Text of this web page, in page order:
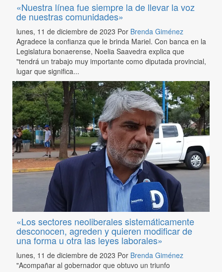
«Nuestra línea fue siempre la de llevar la voz
de nuestras comunidades»
lunes, 11 de diciembre de 2023 Por Brenda Giménez
Agradece la confianza que le brinda Mariel. Con banca en la
Legislatura bonaerense, Noelia Saavedra explica que
"tendrá un trabajo muy importante como diputada provincial,
lugar que significa...
«Los sectores neoliberales sistemáticamente
desconocen, agreden y quieren modificar de
una forma u otra las leyes laborales»
lunes, 11 de diciembre de 2023 Por Brenda Giménez
"Acompañar al gobernador que obtuvo un triunfo